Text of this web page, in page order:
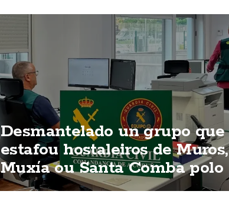
Desmantelado un grupo que
estafou hostaleiros de Muros,
Muxía ou Santa Comba polo
método do "corte de luz"